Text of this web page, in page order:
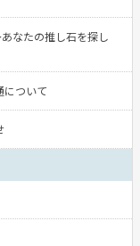
なたの推し石を探し
について